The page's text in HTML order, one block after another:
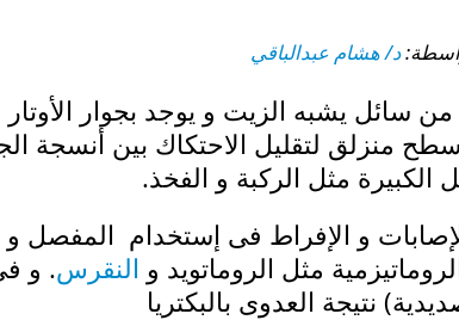
د/ هشام عبدالباقي
سائل يشبه الزيت و يوجد بجوار الأوتار
منزلق لتقليل الاحتكاك بين أنسجة
الكبيرة مثل الركبة و الفخذ.
و الإفراط فى إستخدام المفصل و
مثل الروماتويد و النقرس. و
نتيجة العدوى بالبكتريا